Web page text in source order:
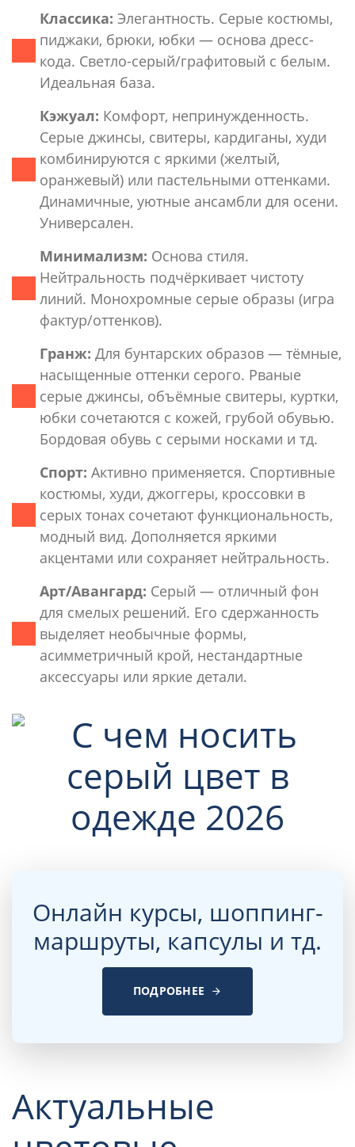
Классика: Элегантность. Серые костюмы,
пиджаки, брюки, юбки — основа дресс-
кода. Светло-серый/графитовый с белым.
Идеальная база.
Кэжуал: Комфорт, непринужденность.
Серые джинсы, свитеры, кардиганы, худи
комбинируются с яркими (желтый,
оранжевый) или пастельными оттенками.
Динамичные, уютные ансамбли для осени.
Универсален.
Минимализм: Основа стиля.
Нейтральность подчёркивает чистоту
линий. Монохромные серые образы (игра
фактур/оттенков).
Гранж: Для бунтарских образов — тёмные,
насыщенные оттенки серого. Рваные
серые джинсы, объёмные свитеры, куртки,
юбки сочетаются с кожей, грубой обувью.
Бордовая обувь с серыми носками и тд.
Спорт: Активно применяется. Спортивные
костюмы, худи, джоггеры, кроссовки в
серых тонах сочетают функциональность,
модный вид. Дополняется яркими
акцентами или сохраняет нейтральность.
Арт/Авангард: Серый — отличный фон
для смелых решений. Его сдержанность
выделяет необычные формы,
асимметричный крой, нестандартные
аксессуары или яркие детали.
Онлайн курсы, шоппинг-
маршруты, капсулы и тд.
ПОДРОБНЕЕ
Актуальные